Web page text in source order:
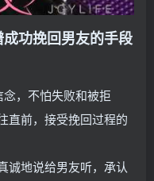
功挽回男友的手段
，不怕失败和被拒
直前，接受挽回过程的
诚地说给男友听，承认